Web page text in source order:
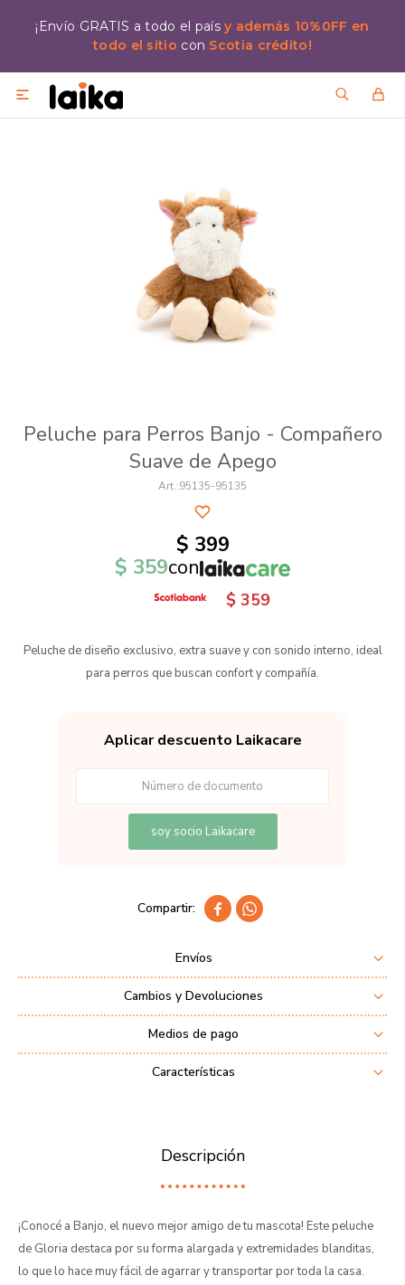
¡Envío GRATIS a todo el paísy además 10%0FF en
todo el sitio con Scotia crédito!

Peluche para Perros Banjo - Compañero
Suave de Apego
95135-95135
$ 399
$ 359con
$ 359
Peluche de diseño exclusivo, extra suave y con sonido interno, ideal
para perros que buscan confort y compañía.
Aplicar descuento Laikacare
soy socio Laikacare
 
Envíos
Cambios y Devoluciones
Medios de pago
Características
Descripción
¡Conocé a Banjo, el nuevo mejor amigo de tu mascota! Este peluche
de Gloria destaca por su forma alargada y extremidades blanditas,
lo que lo hace muy fácil de agarrar y transportar por toda la casa.